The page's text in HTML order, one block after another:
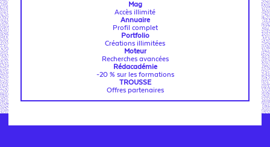
Mag
Accès illimité
Annuaire
Profil complet
Portfolio
Créations illimitées
Moteur
Recherches avancées
Rédacadémie
-20 % sur les formations
TROUSSE
Offres partenaires